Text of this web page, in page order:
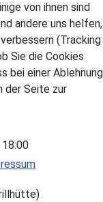
von ihnen sind
andere uns helfen,
(Tracking
Sie die Cookies
bei einer Ablehnung
der Seite zur